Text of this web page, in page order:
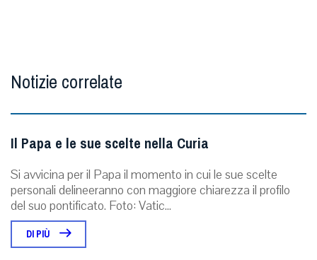
Notizie correlate
Il Papa e le sue scelte nella Curia
Si avvicina per il Papa il momento in cui le sue scelte
personali delineeranno con maggiore chiarezza il profilo
del suo pontificato. Foto: Vatic...
DI PIÙ